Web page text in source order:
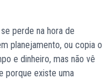
perde na hora de
planejamento, ou copia o
e dinheiro, mas não vê
porque existe uma